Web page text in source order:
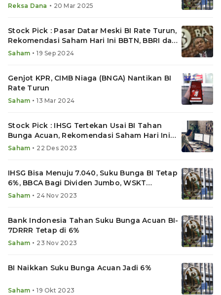
Reksa Dana • 20 Mar 2025
Stock Pick : Pasar Datar Meski BI Rate Turun,
Rekomendasi Saham Hari Ini BBTN, BBRI dan
SMRA
Saham • 19 Sep 2024
Genjot KPR, CIMB Niaga (BNGA) Nantikan BI
Rate Turun
Saham • 13 Mar 2024
Stock Pick : IHSG Tertekan Usai BI Tahan
Bunga Acuan, Rekomendasi Saham Hari Ini
HMSP, SMRA & ICBP
Saham • 22 Des 2023
IHSG Bisa Menuju 7.040, Suku Bunga BI Tetap
6%, BBCA Bagi Dividen Jumbo, WSKT
Terancam Delisting
Saham • 24 Nov 2023
Bank Indonesia Tahan Suku Bunga Acuan BI-
7DRRR Tetap di 6%
Saham • 23 Nov 2023
BI Naikkan Suku Bunga Acuan Jadi 6%
Saham • 19 Okt 2023